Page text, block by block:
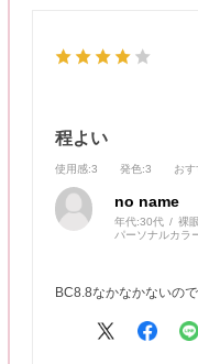
程よい
使用感:3 発色:3 お
no name
年代:30代 裸
パーソナルカラ
BC8.8なかなかないの